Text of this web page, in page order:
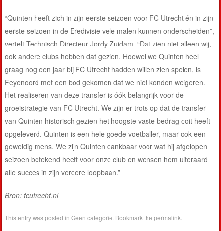
“Quinten heeft zich in zijn eerste seizoen voor FC Utrecht én in zijn
eerste seizoen in de Eredivisie vele malen kunnen onderscheiden”,
vertelt Technisch Directeur Jordy Zuidam. “Dat zien niet alleen wij,
ook andere clubs hebben dat gezien. Hoewel we Quinten heel
graag nog een jaar bij FC Utrecht hadden willen zien spelen, is
Feyenoord met een bod gekomen dat we niet konden weigeren.
Het realiseren van deze transfer is óók belangrijk voor de
groeistrategie van FC Utrecht. We zijn er trots op dat de transfer
van Quinten historisch gezien het hoogste vaste bedrag ooit heeft
opgeleverd. Quinten is een hele goede voetballer, maar ook een
geweldig mens. We zijn Quinten dankbaar voor wat hij afgelopen
seizoen betekend heeft voor onze club en wensen hem uiteraard
alle succes in zijn verdere loopbaan.”
Bron: fcutrecht.nl
This entry was posted inGeen categorie . Bookmark thepermalink